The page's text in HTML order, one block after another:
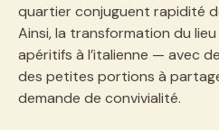
quartier conjuguent rapidité
Ainsi, la transformation du
apéritifs à l’italienne — avec
des petites portions à
demande de convivialité.